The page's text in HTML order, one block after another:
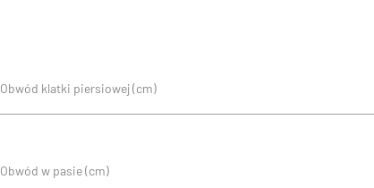
Obwód klatki piersiowej (cm)
Obwód w pasie (cm)